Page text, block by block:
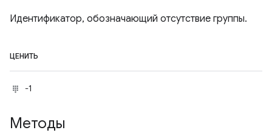
Идентификатор, обозначающий отсутствие группы.
ЦЕНИТЬ
-1
Методы